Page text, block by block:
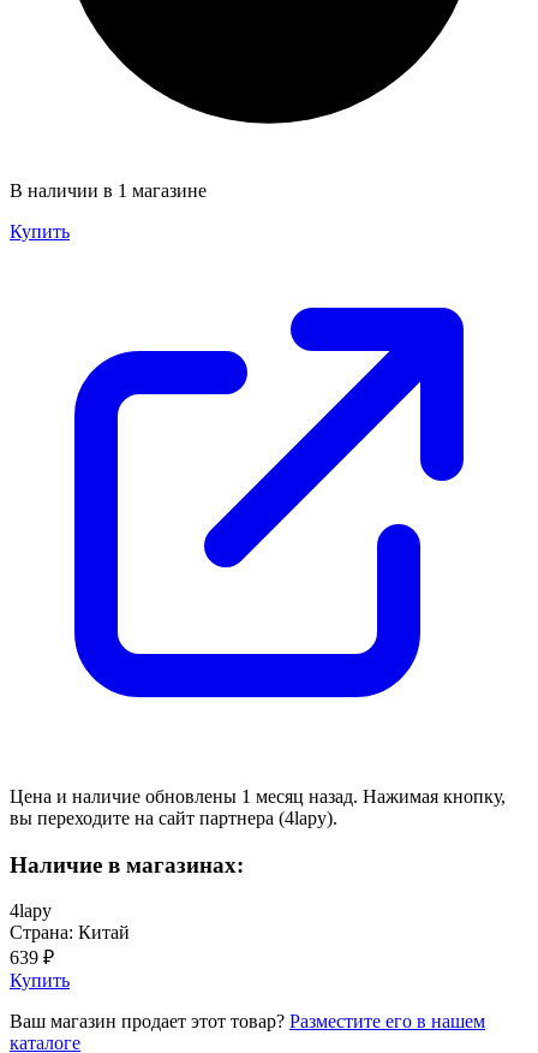
В наличии в 1 магазине
Купить
Цена и наличие обновлены 1 месяц назад. Нажимая кнопку,
вы переходите на сайт партнера (4lapy).
Наличие в магазинах:
4lapy
Страна: Китай
639 ₽
Купить
Ваш магазин продает этот товар? Разместите его в нашем
каталоге